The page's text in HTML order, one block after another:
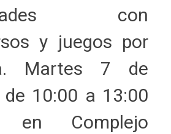
con
y juegos por
Martes 7 de
de 10:00 a 13:00
en Complejo